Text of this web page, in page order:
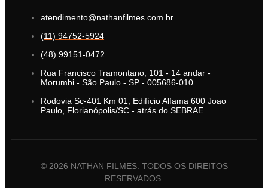
atendimento@nathanfilmes.com.br
(11) 94752-5924
(48) 99151-0472
Rua Francisco Tramontano, 101 - 14 andar -
Morumbi - São Paulo - SP - 005686-010
Rodovia Sc-401 Km 01, Edifício Alfama 600 Joao
Paulo, Florianópolis/SC - atrás do SEBRAE
© 2026 NATHAN FILMES. TODOS OS DIREITOS
RESERVADOS.